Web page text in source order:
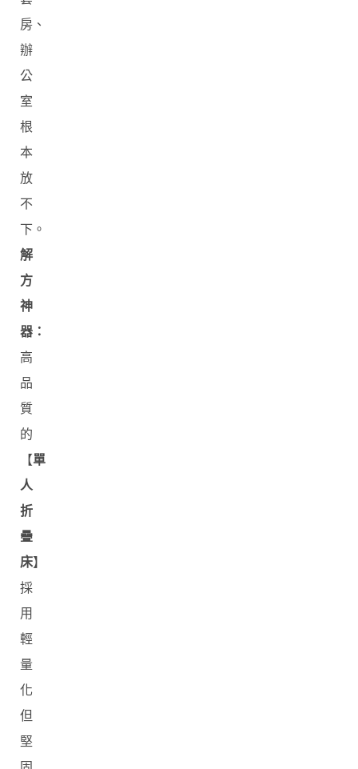
房、
辦
公
室
根
本
放
不
下。
解
方
神
器：
高
品
質
的
【單
人
折
疊
床】
採
用
輕
量
化
但
堅